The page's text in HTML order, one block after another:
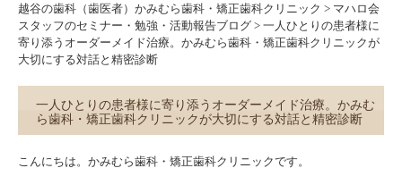
越谷の歯科（歯医者）かみむら歯科・矯正歯科クリニック > マハロ会
スタッフのセミナー・勉強・活動報告ブログ > 一人ひとりの患者様に
寄り添うオーダーメイド治療。かみむら歯科・矯正歯科クリニックが
大切にする対話と精密診断
一人ひとりの患者様に寄り添うオーダーメイド治療。かみむ
ら歯科・矯正歯科クリニックが大切にする対話と精密診断
こんにちは。かみむら歯科・矯正歯科クリニックです。